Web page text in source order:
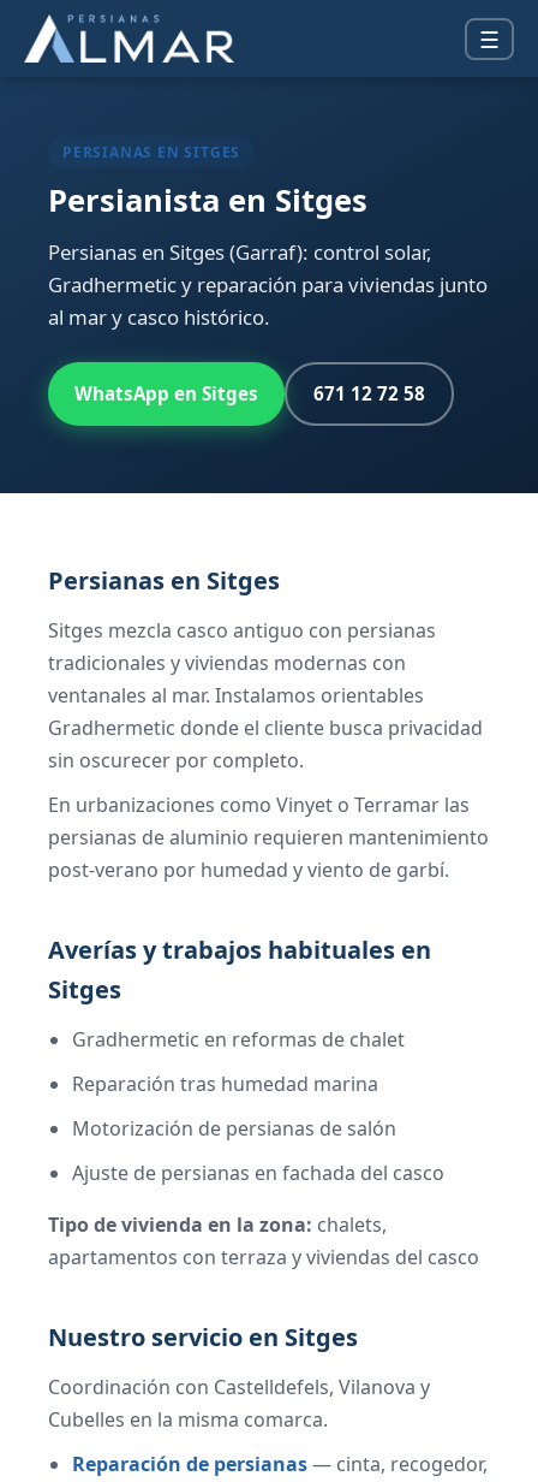
☰
PERSIANAS EN SITGES
Persianista en Sitges
Persianas en Sitges (Garraf): control solar,
Gradhermetic y reparación para viviendas junto
al mar y casco histórico.
WhatsApp en Sitges 671 12 72 58
Persianas en Sitges
Sitges mezcla casco antiguo con persianas
tradicionales y viviendas modernas con
ventanales al mar. Instalamos orientables
Gradhermetic donde el cliente busca privacidad
sin oscurecer por completo.
En urbanizaciones como Vinyet o Terramar las
persianas de aluminio requieren mantenimiento
post-verano por humedad y viento de garbí.
Averías y trabajos habituales en
Sitges
Gradhermetic en reformas de chalet
Reparación tras humedad marina
Motorización de persianas de salón
Ajuste de persianas en fachada del casco
Tipo de vivienda en la zona: chalets,
apartamentos con terraza y viviendas del casco
Nuestro servicio en Sitges
Coordinación con Castelldefels, Vilanova y
Cubelles en la misma comarca.
Reparación de persianas— cinta, recogedor,